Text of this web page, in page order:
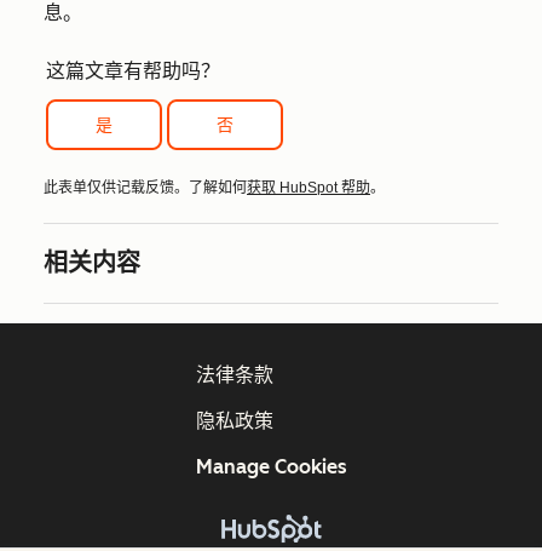
息。
这篇文章有帮助吗？
是 否
此表单仅供记载反馈。了解如何 获取 HubSpot 帮助。
相关内容
法律条款
隐私政策
Manage Cookies